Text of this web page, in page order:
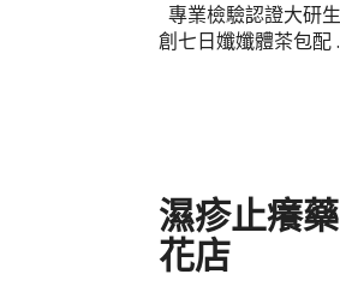
專業檢驗認證大研
創七日孅孅體茶包配
濕疹止癢
花店